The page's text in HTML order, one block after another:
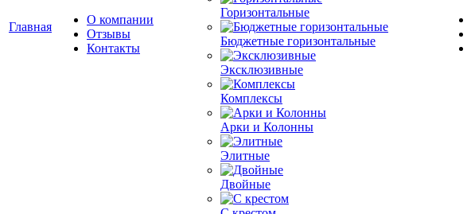
Главная
О компании
Отзывы
Контакты
Горизонтальные
Бюджетные горизонтальные
Эксклюзивные
Комплексы
Арки и Колонны
Элитные
Двойные